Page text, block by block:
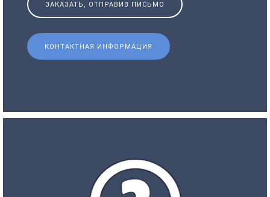
ЗАКАЗАТЬ, ОТПРАВИВ ПИСЬМО
КОНТАКТНАЯ ИНФОРМАЦИЯ